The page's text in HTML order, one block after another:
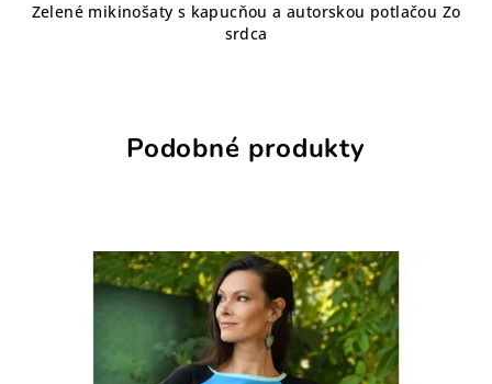
Zelené mikinošaty s kapucňou a autorskou potlačou Zo
srdca
Podobné produkty